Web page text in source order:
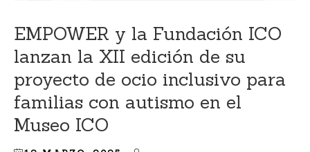
EMPOWER y la Fundación ICO
lanzan la XII edición de su
proyecto de ocio inclusivo para
familias con autismo en el
Museo ICO